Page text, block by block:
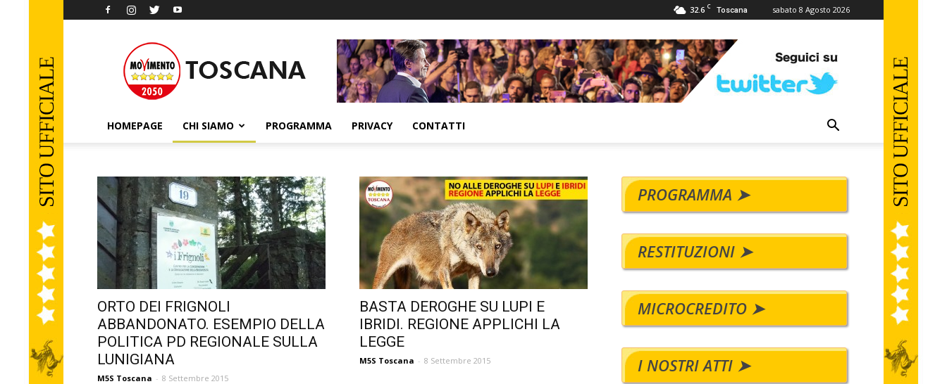
32.6 C Toscana sabato 8 Agosto 2026
Movimento
5
Stelle
Toscana
HOMEPAGE CHI SIAMO PROGRAMMA PRIVACY CONTATTI
ORTO DEI FRIGNOLI
ABBANDONATO. ESEMPIO DELLA
POLITICA PD REGIONALE SULLA
LUNIGIANA
M5S Toscana - 8 Settembre 2015
BASTA DEROGHE SU LUPI E
IBRIDI. REGIONE APPLICHI LA
LEGGE
M5S Toscana - 8 Settembre 2015
PROGRAMMA ➤
RESTITUZIONI ➤
MICROCREDITO ➤
I NOSTRI ATTI ➤